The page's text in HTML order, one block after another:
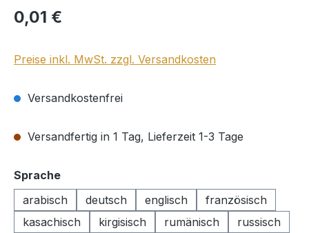
Regulärer Preis:
0,01 €
Preise inkl. MwSt. zzgl. Versandkosten
Versandkostenfrei
Versandfertig in 1 Tag, Lieferzeit 1-3 Tage
Spracheauswählen
arabisch
deutsch englisch
französisch
kasachisch
kirgisisch rumänisch
russisch